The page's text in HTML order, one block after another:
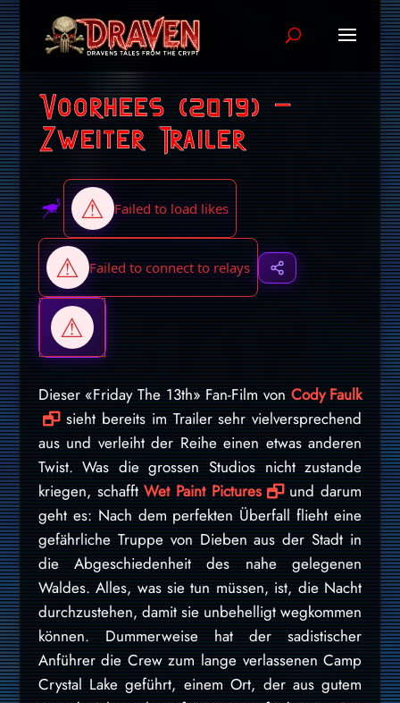
Voorhees (2019) –
Zweiter Trailer
Dieser «Friday The 13th» Fan-Film vonCody Faulk
sieht bereits im Trailer sehr vielversprechend
aus und verleiht der Reihe einen etwas anderen
Twist. Was die grossen Studios nicht zustande
kriegen, schafftWet Paint Pictures
und darum
geht es: Nach dem perfekten Überfall flieht eine
gefährliche Truppe von Dieben aus der Stadt in
die Abgeschiedenheit des nahe gelegenen
Waldes. Alles, was sie tun müssen, ist, die Nacht
durchzustehen, damit sie unbehelligt wegkommen
können. Dummerweise hat der sadistischer
Anführer die Crew zum lange verlassenen Camp
Crystal Lake geführt, einem Ort, der aus gutem